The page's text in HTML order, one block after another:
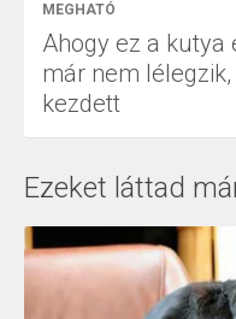
MEGHATÓ
Ahogy ez a kutya
már nem
kezdett
Ezeket láttad